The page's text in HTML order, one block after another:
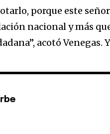
porque este
nacional y más
acotó Venegas.